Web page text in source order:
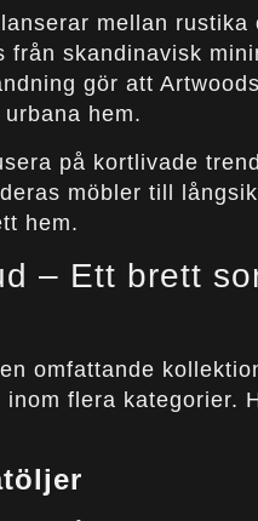
mellan
från skandinavisk
gör att
hem.
på kortlivade
möbler till
hem.
– Ett brett
omfattande
flera kategorier.